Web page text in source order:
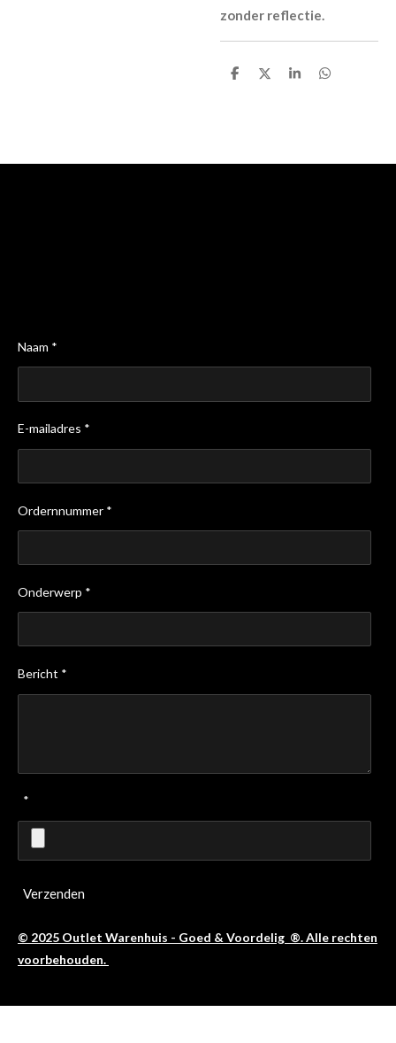
zonder reflectie.
D
D
S
D
Naam *
E-mailadres *
Ordernnummer *
Onderwerp *
Bericht *
*
Verzenden
© 2025 Outlet Warenhuis - Goed & Voordelig ®. Alle rechten
voorbehouden.